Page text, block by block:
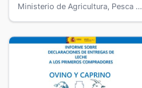
Ministerio de Agricultura, Pesca y Alimentación